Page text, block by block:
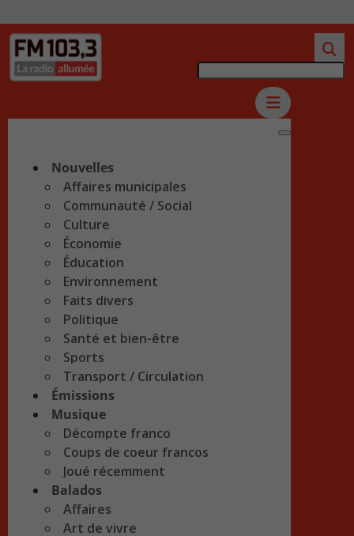
Nouvelles
Affaires municipales
Communauté / Social
Culture
Économie
Éducation
Environnement
Faits divers
Politique
Santé et bien-être
Sports
Transport / Circulation
Émissions
Musique
Décompte franco
Coups de coeur francos
Joué récemment
Balados
Affaires
Art de vivre